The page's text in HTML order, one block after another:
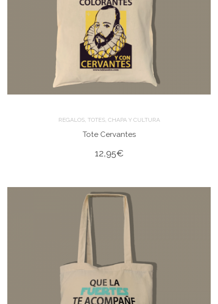
REGALOS, TOTES, CHAPA Y CULTURA
Tote Cervantes
12,95€